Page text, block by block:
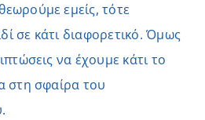
εμείς, τότε
σε κάτι διαφορετικό. Όμως
να έχουμε κάτι το
στη σφαίρα του